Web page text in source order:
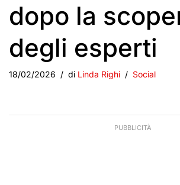
dopo la
degli esperti
18/02/2026 di Linda Righi Social